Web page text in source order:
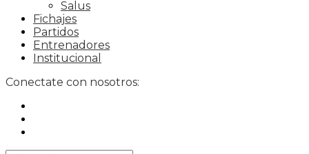
Salus
Fichajes
Partidos
Entrenadores
Institucional
Conectate con nosotros: